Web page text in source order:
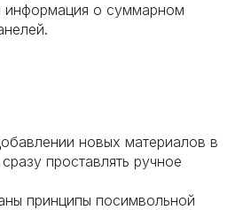
информация о суммарном
новых материалов в
проставлять ручное
принципы посимвольной